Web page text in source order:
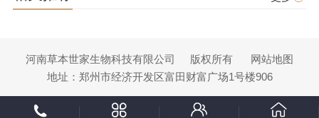
河南草本世家生物科技有限公司 版权所有
网站地图
地址：郑州市经济开发区富田财富广场1号楼906